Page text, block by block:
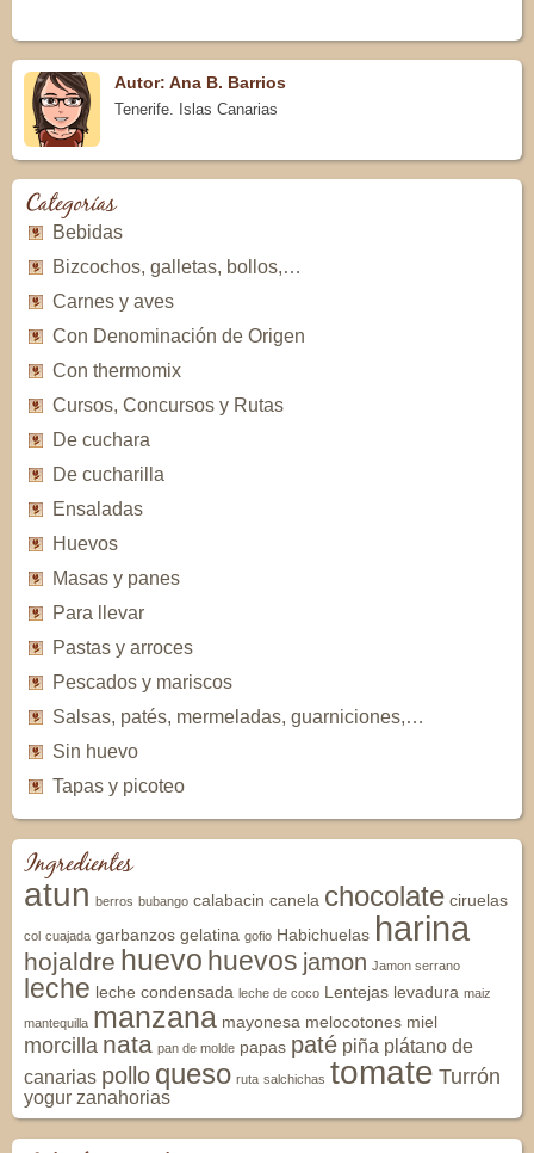
Autor: Ana B. Barrios
Tenerife. Islas Canarias
Categorías
Bebidas
Bizcochos, galletas, bollos,…
Carnes y aves
Con Denominación de Origen
Con thermomix
Cursos, Concursos y Rutas
De cuchara
De cucharilla
Ensaladas
Huevos
Masas y panes
Para llevar
Pastas y arroces
Pescados y mariscos
Salsas, patés, mermeladas, guarniciones,…
Sin huevo
Tapas y picoteo
Ingredientes
atun berros bubango calabacin canela chocolate ciruelas
col cuajada garbanzos gelatina gofio Habichuelas harina
hojaldre huevo huevos jamon Jamon serrano
leche leche condensada leche de coco Lentejas levadura maiz
mantequilla manzana mayonesa melocotones miel
morcilla nata pan de molde papas paté piña plátano de
canarias pollo queso ruta salchichas tomate Turrón
yogur zanahorias